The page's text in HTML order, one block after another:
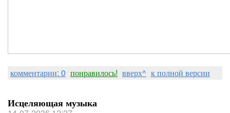
комментарии: 0 понравилось! вверх^ к полной версии
Исцеляющая музыка